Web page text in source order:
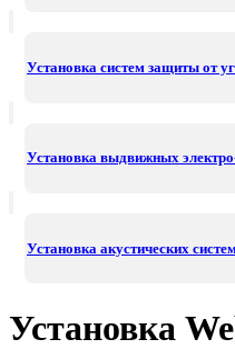
Установка систем защиты от
Установка выдвижных
Установка акустических
Установка